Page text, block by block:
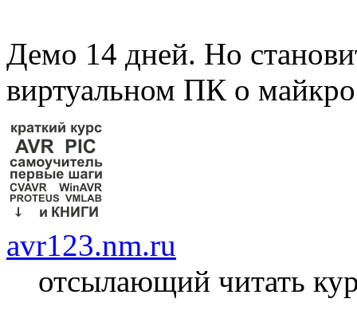
Демо 14 дней. Но
виртуальном ПК о
avr123.nm.ru
отсылающий читать